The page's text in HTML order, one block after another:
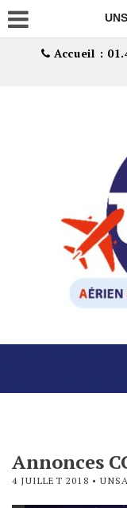
Accueil :
Annonces
4 JUILLET 2018 •